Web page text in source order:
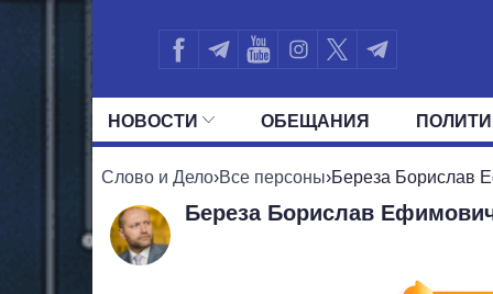
НОВОСТИ ОБЕЩАНИЯ
ВСЕ ПОЛИТИКИ ПРЕЗИДЕНТ И
Слово и Дело›Все персоны›Береза Борислав
Береза Борислав